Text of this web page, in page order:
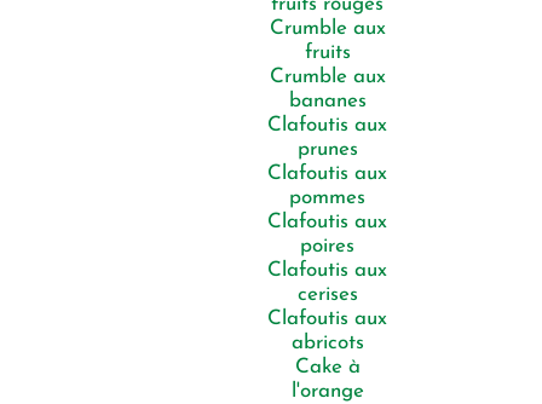
fruits rouges
Crumble aux
fruits
Crumble aux
bananes
Clafoutis aux
prunes
Clafoutis aux
pommes
Clafoutis aux
poires
Clafoutis aux
cerises
Clafoutis aux
abricots
Cake à
l'orange